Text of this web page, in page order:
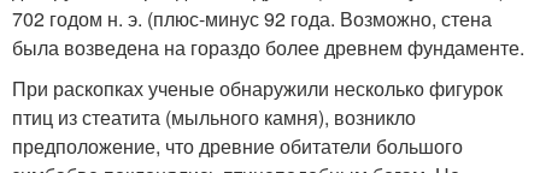
702 годом н. э. (плюс-минус 92 года. Возможно, стена
была возведена на гораздо более древнем фундаменте.
При раскопках ученые обнаружили несколько фигурок
птиц из стеатита (мыльного камня), возникло
предположение, что древние обитатели большого